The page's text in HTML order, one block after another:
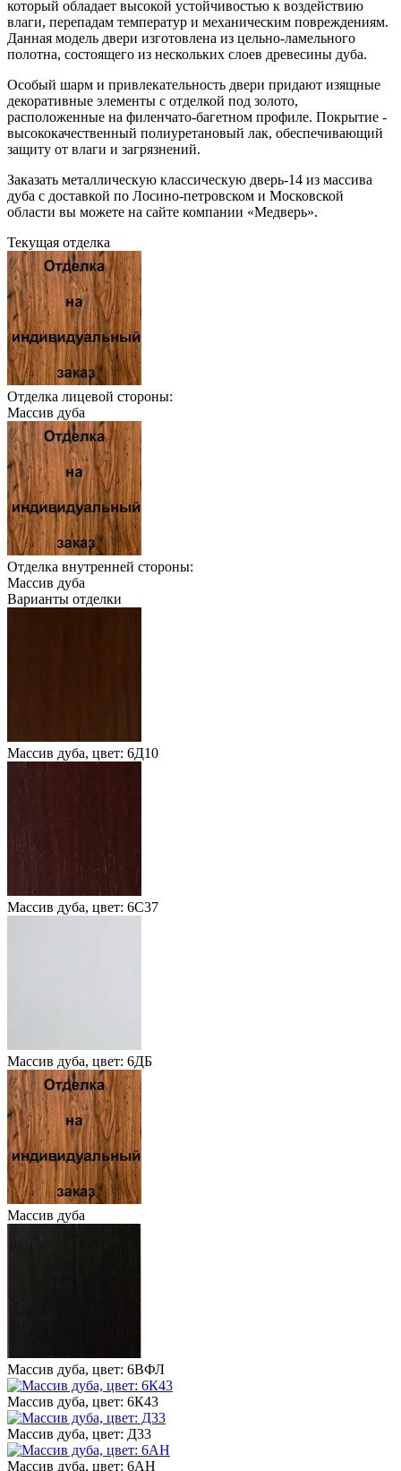
который обладает высокой устойчивостью к воздействию
влаги, перепадам температур и механическим повреждениям.
Данная модель двери изготовлена из цельно-ламельного
полотна, состоящего из нескольких слоев древесины дуба.
Особый шарм и привлекательность двери придают изящные
декоративные элементы с отделкой под золото,
расположенные на филенчато-багетном профиле. Покрытие -
высококачественный полиуретановый лак, обеспечивающий
защиту от влаги и загрязнений.
Заказать металлическую классическую дверь-14 из массива
дуба с доставкой по Лосино-петровском и Московской
области вы можете на сайте компании «Медверь».
Текущая отделка
Отделка лицевой стороны:
Массив дуба
Отделка внутренней стороны:
Массив дуба
Варианты отделки
Массив дуба, цвет: 6Д10
Массив дуба, цвет: 6С37
Массив дуба, цвет: 6ДБ
Массив дуба
Массив дуба, цвет: 6ВФЛ
Массив дуба, цвет: 6К43
Массив дуба, цвет: Д33
Массив дуба, цвет: 6АН